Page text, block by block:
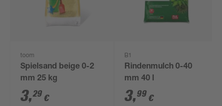
toom
Spielsand beige 0-2
mm 25 kg
3,29 €
B1
Rindenmulch 0-40
mm 40 l
3,99 €